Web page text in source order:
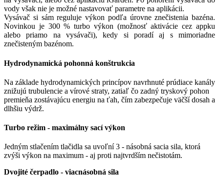
vody však nie je možné nastavovať parametre na aplikácii.
Vysávač si sám reguluje výkon podľa úrovne znečistenia bazéna.
Novinkou je 300 % turbo výkon (možnosť aktivácie cez appku
alebo priamo na vysávači), kedy si poradí aj s mimoriadne
znečisteným bazénom.
Hydrodynamická pohonná konštrukcia
Na základe hydrodynamických princípov navrhnuté prúdiace kanály
znižujú trubulencie a vírové straty, zatiaľ čo zadný tryskový pohon
premieňa zostávajúcu energiu na ťah, čím zabezpečuje väčší dosah a
dlhšiu výdrž.
Turbo režim - maximálny sací výkon
Jedným stlačením tlačidla sa uvoľní 3 - násobná sacia sila, ktorá
zvýši výkon na maximum - aj proti najtvrdším nečistotám.
Dvojité čerpadlo - viacnásobná sila